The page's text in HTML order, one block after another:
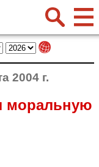
2004 г.
моральную